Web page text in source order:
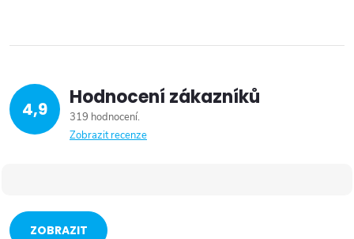
4,9 Hodnocení zákazníků
319 hodnocení
Zobrazit recenze
ZOBRAZIT